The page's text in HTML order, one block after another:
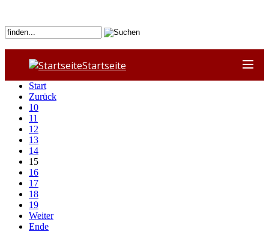
Startseite
Start
Zurück
10
11
12
13
14
15
16
17
18
19
Weiter
Ende